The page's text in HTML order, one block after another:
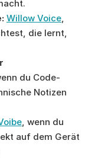
Willow Voice,
die lernt,
du Code-
Notizen
, wenn du
auf dem Gerät